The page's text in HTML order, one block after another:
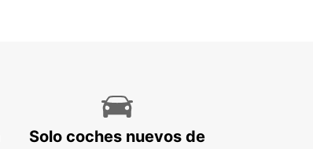
Solo coches nuevos de